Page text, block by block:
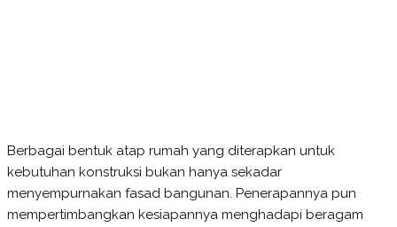
Berbagai bentuk atap rumah yang diterapkan untuk
kebutuhan konstruksi bukan hanya sekadar
menyempurnakan fasad bangunan. Penerapannya pun
mempertimbangkan kesiapannya menghadapi beragam